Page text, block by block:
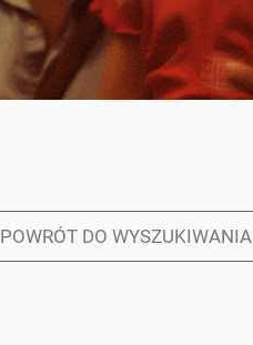
POWRÓT DO WYSZUKIWANIA